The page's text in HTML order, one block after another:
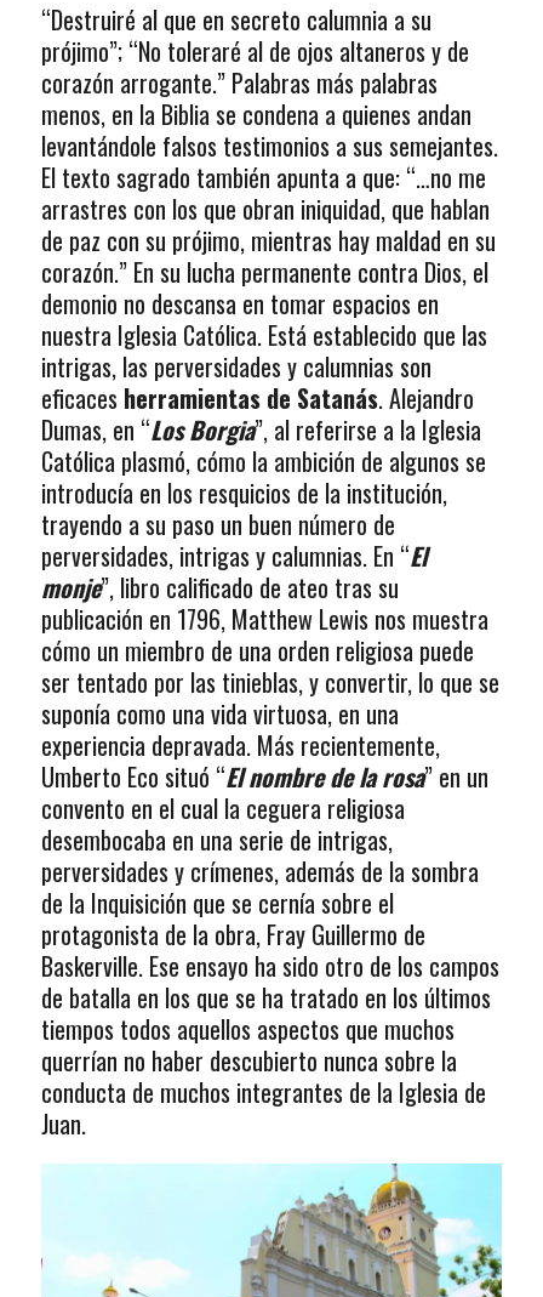
“Destruiré al que en secreto calumnia a su
prójimo”; “No toleraré al de ojos altaneros y de
corazón arrogante.” Palabras más palabras
menos, en la Biblia se condena a quienes andan
levantándole falsos testimonios a sus semejantes.
El texto sagrado también apunta a que: “…no me
arrastres con los que obran iniquidad, que hablan
de paz con su prójimo, mientras hay maldad en su
corazón.” En su lucha permanente contra Dios, el
demonio no descansa en tomar espacios en
nuestra Iglesia Católica. Está establecido que las
intrigas, las perversidades y calumnias son
eficaces herramientas de Satanás. Alejandro
Dumas, en “Los Borgia”, al referirse a la Iglesia
Católica plasmó, cómo la ambición de algunos se
introducía en los resquicios de la institución,
trayendo a su paso un buen número de
perversidades, intrigas y calumnias. En “El
monje”, libro calificado de ateo tras su
publicación en 1796, Matthew Lewis nos muestra
cómo un miembro de una orden religiosa puede
ser tentado por las tinieblas, y convertir, lo que se
suponía como una vida virtuosa, en una
experiencia depravada. Más recientemente,
Umberto Eco situó “El nombre de la rosa” en un
convento en el cual la ceguera religiosa
desembocaba en una serie de intrigas,
perversidades y crímenes, además de la sombra
de la Inquisición que se cernía sobre el
protagonista de la obra, Fray Guillermo de
Baskerville. Ese ensayo ha sido otro de los campos
de batalla en los que se ha tratado en los últimos
tiempos todos aquellos aspectos que muchos
querrían no haber descubierto nunca sobre la
conducta de muchos integrantes de la Iglesia de
Juan.